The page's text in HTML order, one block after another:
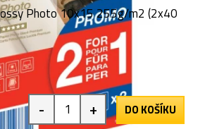
Photo 10x15 255g/m2 (2x40
- + DO KOŠÍKU